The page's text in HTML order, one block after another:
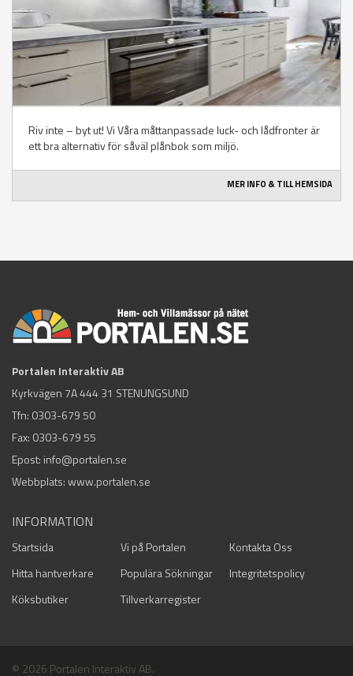
Riv inte – byt ut! Vi Våra måttanpassade luck- och lådfronter är
ett bra alternativ för såväl plånbok som miljö.
MER INFO & TILL HEMSIDA
Portalen Interaktiv AB
Kyrkvägen 7A 444 31 STENUNGSUND
Tfn: 0303-679 50
Fax: 0303-679 55
Epost: info@portalen.se
Webbplats: www.portalen.se
INFORMATION
Startsida Vi på Portalen
Kontakta Oss
Hitta hantverkare
Populära Sökningar
Integritetspolicy
Köksbutiker
Tillverkarregister
© 2026 Portalen Interaktiv AB.